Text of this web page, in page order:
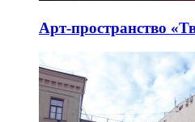
Арт-пространство